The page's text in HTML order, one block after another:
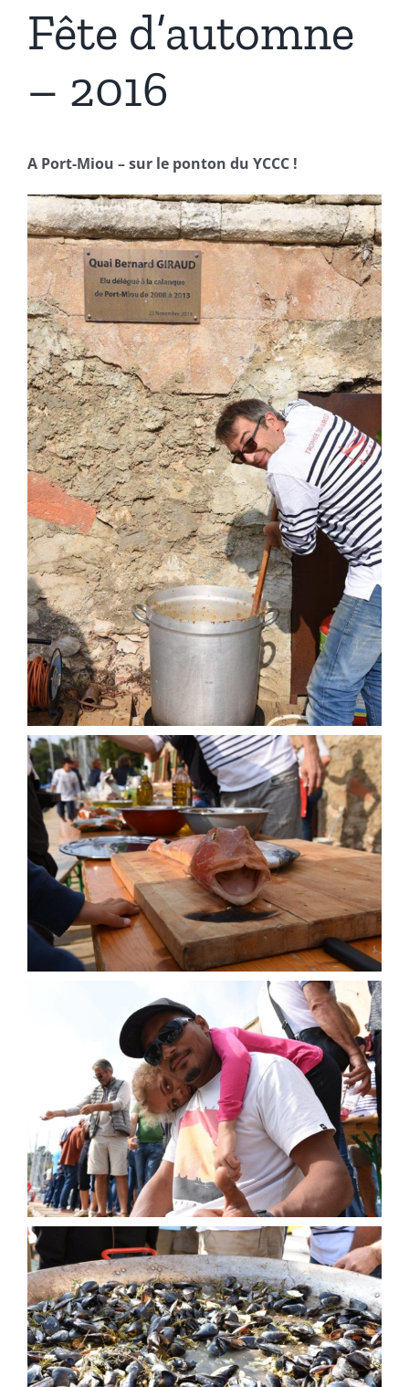
Fête d’automne
– 2016
A Port-Miou – sur le ponton du YCCC !